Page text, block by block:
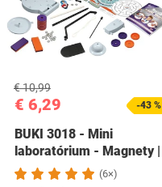
€ 6,29
€ 10,99
-43 %
BUKI 3018 - Mini
laboratórium - Magnety |
Vedecká sada s 10…
(6×)